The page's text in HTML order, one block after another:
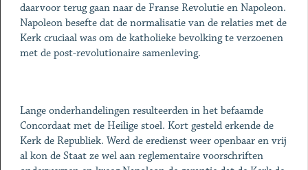
daarvoor terug gaan naar de Franse Revolutie en Napoleon.
Napoleon besefte dat de normalisatie van de relaties met de
Kerk cruciaal was om de katholieke bevolking te verzoenen
met de post-revolutionaire samenleving.
Lange onderhandelingen resulteerden in het befaamde
Concordaat met de Heilige stoel. Kort gesteld erkende de
Kerk de Republiek. Werd de eredienst weer openbaar en vrij
al kon de Staat ze wel aan reglementaire voorschriften